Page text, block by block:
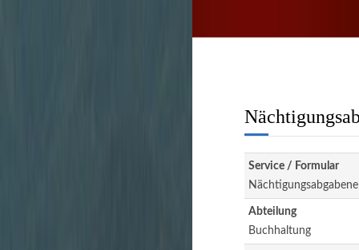
Service / Formular
Abteilung
Buchhaltung